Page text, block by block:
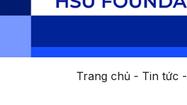
Trang chủ- Tin tức -